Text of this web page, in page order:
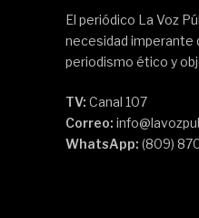
El periódico La Voz
necesidad imperante
periodismo ético y
TV: Canal 107
Correo:
WhatsApp: (809)